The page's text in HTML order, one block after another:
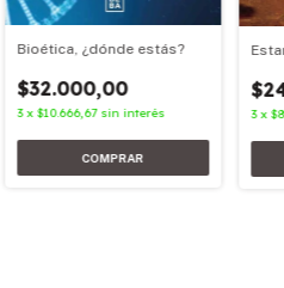
Bioética, ¿dónde estás?
$32.000,00
3 x$10.666,67 sin interés 3 x